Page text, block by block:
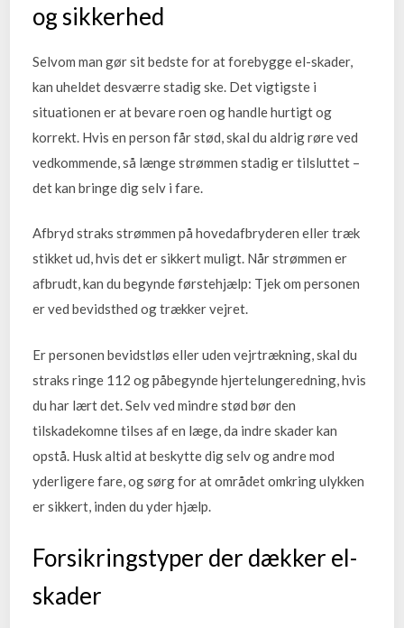
og sikkerhed
Selvom man gør sit bedste for at forebygge el-skader,
kan uheldet desværre stadig ske. Det vigtigste i
situationen er at bevare roen og handle hurtigt og
korrekt. Hvis en person får stød, skal du aldrig røre ved
vedkommende, så længe strømmen stadig er tilsluttet –
det kan bringe dig selv i fare.
Afbryd straks strømmen på hovedafbryderen eller træk
stikket ud, hvis det er sikkert muligt. Når strømmen er
afbrudt, kan du begynde førstehjælp: Tjek om personen
er ved bevidsthed og trækker vejret.
Er personen bevidstløs eller uden vejrtrækning, skal du
straks ringe 112 og påbegynde hjertelungeredning, hvis
du har lært det. Selv ved mindre stød bør den
tilskadekomne tilses af en læge, da indre skader kan
opstå. Husk altid at beskytte dig selv og andre mod
yderligere fare, og sørg for at området omkring ulykken
er sikkert, inden du yder hjælp.
Forsikringstyper der dækker el-
skader